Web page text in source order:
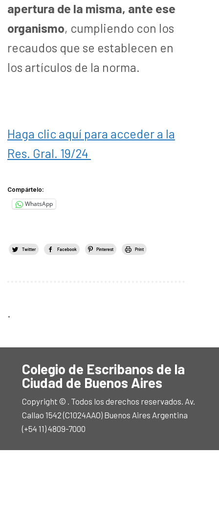
apertura de la misma, ante ese
organismo, cumpliendo con los
recaudos que se establecen en
los artículos de la norma.
Haga clic aquí para acceder a la
Res. Gral. 19/24
Compártelo:
WhatsApp
Twitter Facebook Pinterest Print
.
Colegio de Escribanos de la
Ciudad de Buenos Aires
Copyright © . Todos los derechos reservados. Av.
Callao 1542 (C1024AAO) Buenos Aires Argentina
(+54 11) 4809-7000